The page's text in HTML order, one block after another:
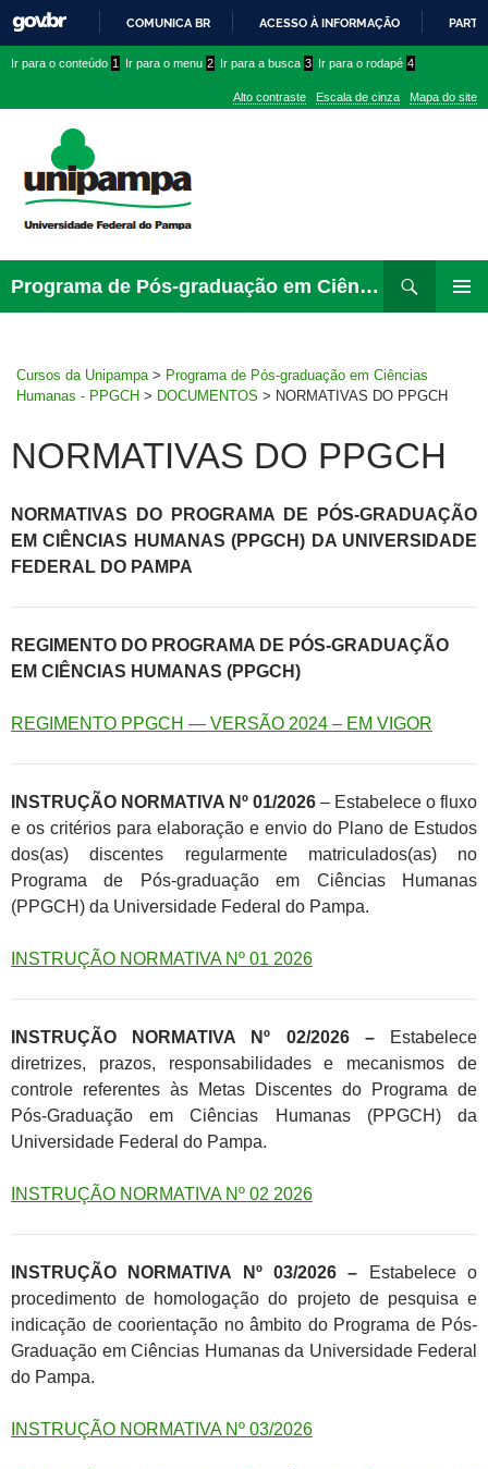
PARA
CONTEÚDO
COMUNICA BR ACESSO À INFORMAÇÃO
conteúdo
menu
superior
menu
Ir para o conteúdo 1 Ir para o menu 2 Ir para a busca 3 Ir para o rodapé 4
Alto contraste Escala de cinza Mapa do site
Programa de Pós-graduação em Ciências Humanas – PPGCH
para
Cursos da Unipampa > Programa de Pós-graduação em Ciências
Humanas - PPGCH > DOCUMENTOS > NORMATIVAS DO PPGCH
NORMATIVAS DO PPGCH
NORMATIVAS DO PROGRAMA DE PÓS-GRADUAÇÃO
EM CIÊNCIAS HUMANAS (PPGCH) DA UNIVERSIDADE
FEDERAL DO PAMPA
REGIMENTO DO PROGRAMA DE PÓS-GRADUAÇÃO
EM CIÊNCIAS HUMANAS (PPGCH)
REGIMENTO PPGCH — VERSÃO 2024 – EM VIGOR
INSTRUÇÃO NORMATIVA Nº 01/2026 – Estabelece o fluxo
e os critérios para elaboração e envio do Plano de Estudos
dos(as) discentes regularmente matriculados(as) no
Programa de Pós-graduação em Ciências Humanas
(PPGCH) da Universidade Federal do Pampa.
INSTRUÇÃO NORMATIVA Nº 01 2026
INSTRUÇÃO NORMATIVA Nº 02/2026 –
Estabelece
diretrizes, prazos, responsabilidades e mecanismos de
controle referentes às Metas Discentes do Programa de
Pós-Graduação em Ciências Humanas (PPGCH) da
Universidade Federal do Pampa.
INSTRUÇÃO NORMATIVA Nº 02 2026
INSTRUÇÃO NORMATIVA Nº 03/2026 –
Estabelece o
procedimento de homologação do projeto de pesquisa e
indicação de coorientação no âmbito do Programa de Pós-
Graduação em Ciências Humanas da Universidade Federal
do Pampa.
INSTRUÇÃO NORMATIVA Nº 03/2026